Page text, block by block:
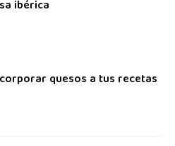
ibérica
quesos a tus recetas